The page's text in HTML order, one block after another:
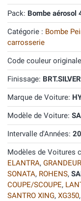
Pack: Bombe aérosol
Catégorie : Bombe
carrosserie
Code couleur
Finissage:
Marque de Voiture:
Modèle de Voiture:
Intervalle d'Années:
Modèles de Voitures
ELANTRA, GRANDEUR
SONATA, ROHENS,
COUPE/SCOUPE,
SANTRO XING, XG350,